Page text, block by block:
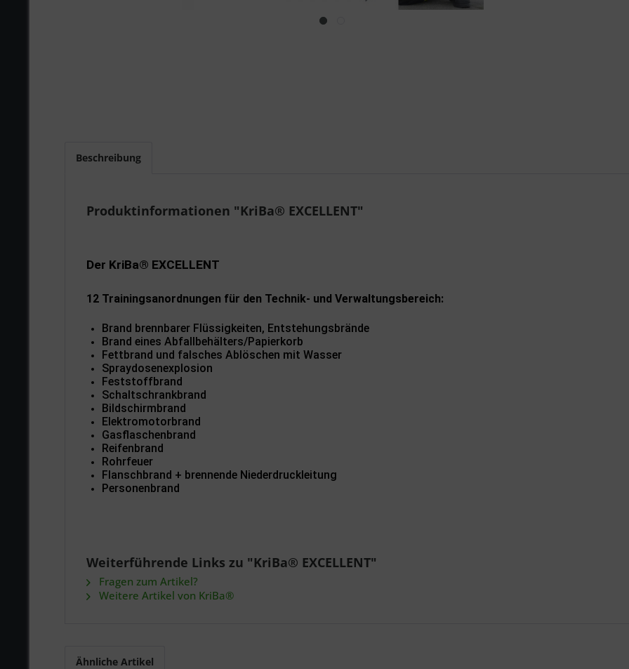
Beschreibung
Produktinformationen "KriBa® EXCELLENT"
Der KriBa® EXCELLENT
12 Trainingsanordnungen für den Technik- und Verwaltungsbereich:
Brand brennbarer Flüssigkeiten, Entstehungsbrände
Brand eines Abfallbehälters/Papierkorb
Fettbrand und falsches Ablöschen mit Wasser
Spraydosenexplosion
Feststoffbrand
Schaltschrankbrand
Bildschirmbrand
Elektromotorbrand
Gasflaschenbrand
Reifenbrand
Rohrfeuer
Flanschbrand + brennende Niederdruckleitung
Personenbrand
Weiterführende Links zu "KriBa® EXCELLENT"
Fragen zum Artikel?
Weitere Artikel von KriBa®
Ähnliche Artikel